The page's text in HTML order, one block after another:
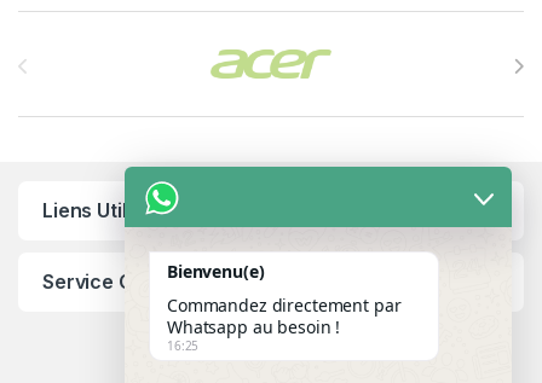
Liens Utiles
Service ClientBienvenu(e)
Commandez directement par
Whatsapp au besoin !
16:25